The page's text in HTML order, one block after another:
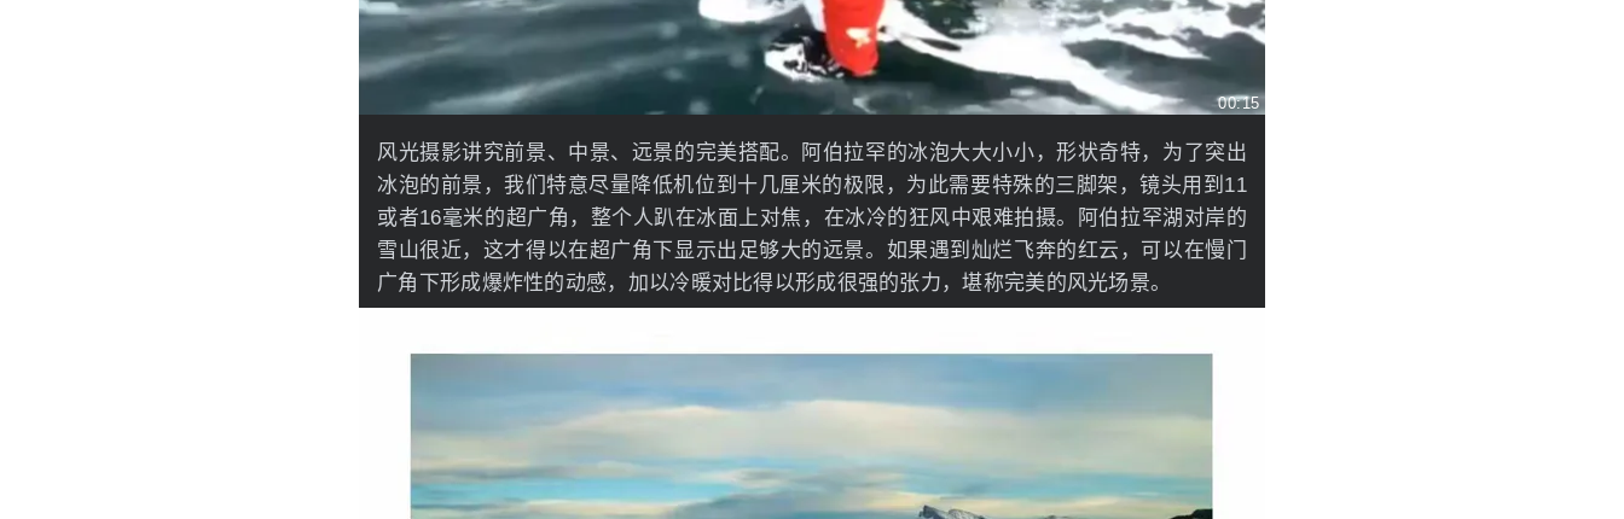
00:15
风光摄影讲究前景、中景、远景的完美搭配。阿伯拉罕的冰泡大大小小，形状奇特，为了突出
冰泡的前景，我们特意尽量降低机位到十几厘米的极限，为此需要特殊的三脚架，镜头用到11
或者16毫米的超广角，整个人趴在冰面上对焦，在冰冷的狂风中艰难拍摄。阿伯拉罕湖对岸的
雪山很近，这才得以在超广角下显示出足够大的远景。如果遇到灿烂飞奔的红云，可以在慢门
广角下形成爆炸性的动感，加以冷暖对比得以形成很强的张力，堪称完美的风光场景。